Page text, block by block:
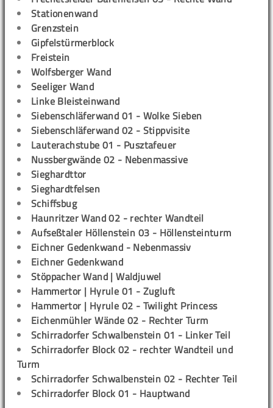
Stationenwand
Grenzstein
Gipfelstürmerblock
Freistein
Wolfsberger Wand
Seeliger Wand
Linke Bleisteinwand
Siebenschläferwand 01 - Wolke Sieben
Siebenschläferwand 02 - Stippvisite
Lauterachstube 01 - Pusztafeuer
Nussbergwände 02 - Nebenmassive
Sieghardttor
Sieghardtfelsen
Schiffsbug
Haunritzer Wand 02 - rechter Wandteil
Aufseßtaler Höllenstein 03 - Höllensteinturm
Eichner Gedenkwand - Nebenmassiv
Eichner Gedenkwand
Stöppacher Wand | Waldjuwel
Hammertor | Hyrule 01 - Zugluft
Hammertor | Hyrule 02 - Twilight Princess
Eichenmühler Wände 02 - Rechter Turm
Schirradorfer Schwalbenstein 01 - Linker Teil
Schirradorfer Block 02 - rechter Wandteil und
Turm
Schirradorfer Schwalbenstein 02 - Rechter Teil
Schirradorfer Block 01 - Hauptwand